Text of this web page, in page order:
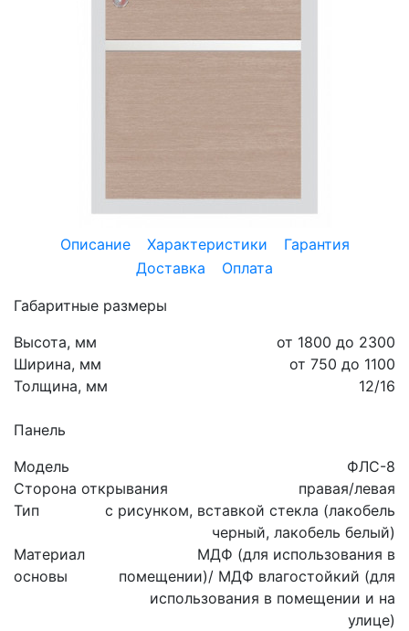
Описание Характеристики
Гарантия
Доставка
Оплата
Габаритные размеры
Высота, мм
от 1800 до 2300
Ширина, мм
от 750 до 1100
Толщина, мм
12/16
Панель
Модель
ФЛС-8
Сторона открывания
правая/левая
Тип
с рисунком, вставкой стекла (лакобель
черный, лакобель белый)
Материал
основы
МДФ (для использования в
помещении)/ МДФ влагостойкий (для
использования в помещении и на
улице)